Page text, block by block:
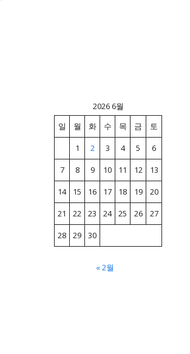
2026 6월
일
월 화 수 목 금
토
1
2 3 4 5
6
7
8 9 10 11 12
13
14
15 16 17 18 19
20
21
22 23 24 25 26
27
28
29 30
« 2월